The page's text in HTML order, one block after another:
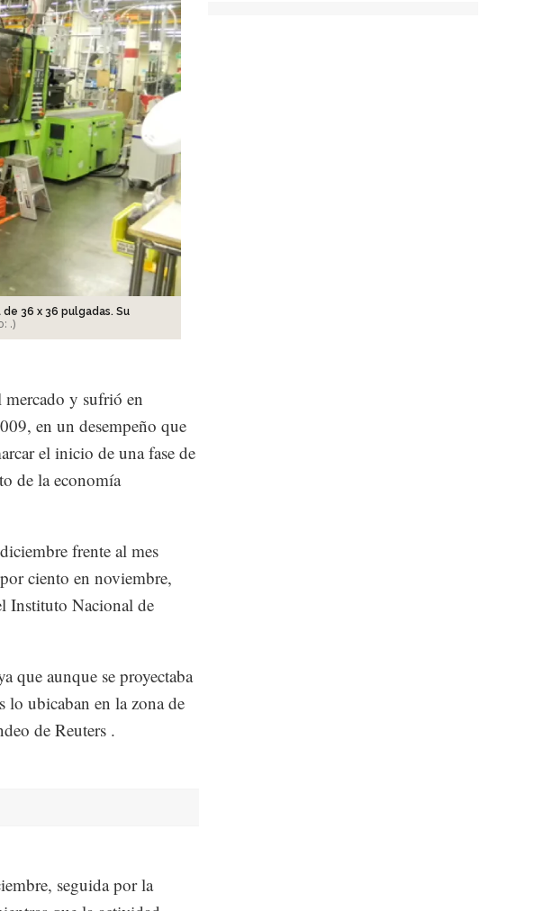
36 x 36 pulgadas. Su
.)
y sufrió en
en un desempeño que
el inicio de una fase de
de la economía
frente al mes
ciento en noviembre,
Instituto Nacional de
que aunque se proyectaba
lo ubicaban en la zona de
de Reuters .
seguida por la